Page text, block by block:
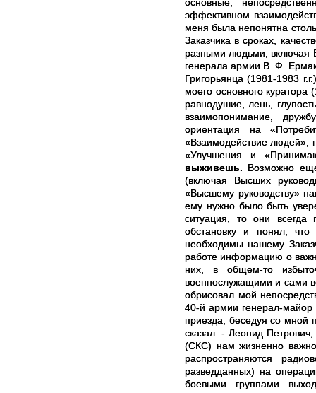
основные,
эффективном
меня была непонятна
Заказчика в сроках,
разными людьми, включая
генерала армии В. Ф.
Григорьянца (1981-1983
моего основного куратора
равнодушие, лень,
взаимопонимание,
ориентация на
«Взаимодействие людей»,
«Улучшения и
выживешь. Возможно
(включая Высших
«Высшему руководству»
ему нужно было быть
ситуация, то они всегда
обстановку и понял,
необходимы нашему
работе информацию о
них, в общем-то
военнослужащими и сами
обрисовал мой
40-й армии генерал-
приезда, беседуя со
сказал: - Леонид
(СКС) нам жизненно
распространяются
разведданных) на
боевыми группами